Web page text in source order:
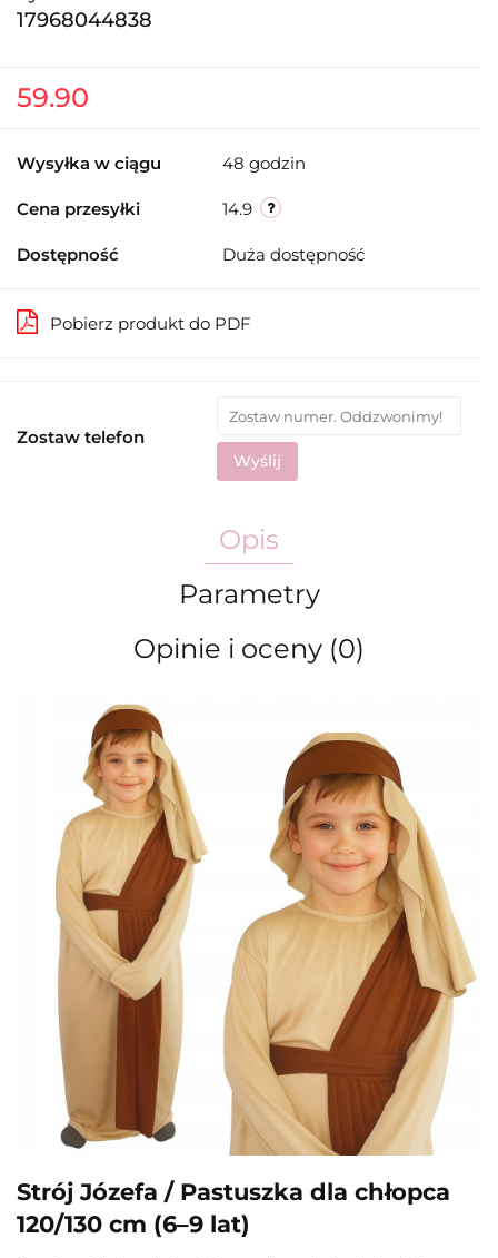
17968044838
59.90
Wysyłka w ciągu 48 godzin
Cena przesyłki 14.9
Dostępność Duża dostępność
Pobierz produkt do PDF
Zostaw telefon
Wyślij
Opis
Parametry
Opinie i oceny (0)
Strój Józefa / Pastuszka dla chłopca
120/130 cm (6–9 lat)